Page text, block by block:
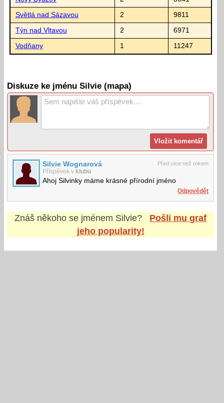
Světlá nad Sázavou 2 9811
Týn nad Vltavou 2 6971
Vodňany 1 11247
Diskuze ke jménu Silvie (mapa)
Před více než rokem
Silvie Wognarová
Příspěvek v klubu
Ahoj Silvinky máme krásné přírodní jméno
Odpovědět
Znáš někoho se jménem Silvie?
Pošli mu graf
jeho popularity!